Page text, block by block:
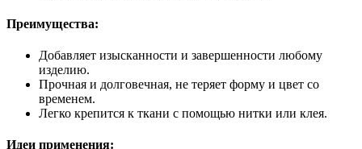
Преимущества:
Добавляет изысканности и завершенности любому
изделию.
Прочная и долговечная, не теряет форму и цвет со
временем.
Легко крепится к ткани с помощью нитки или клея.
Идеи применения: